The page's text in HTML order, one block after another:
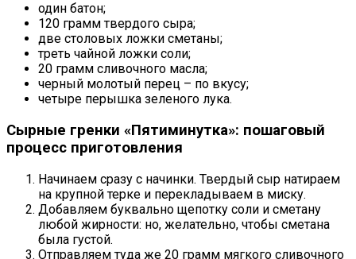
один батон;
120 грамм твердого сыра;
две столовых ложки сметаны;
треть чайной ложки соли;
20 грамм сливочного масла;
черный молотый перец – по вкусу;
четыре перышка зеленого лука.
Сырные гренки «Пятиминутка»: пошаговый
процесс приготовления
Начинаем сразу с начинки. Твердый сыр натираем
на крупной терке и перекладываем в миску.
Добавляем буквально щепотку соли и сметану
любой жирности: но, желательно, чтобы сметана
была густой.
Отправляем туда же 20 грамм мягкого сливочного